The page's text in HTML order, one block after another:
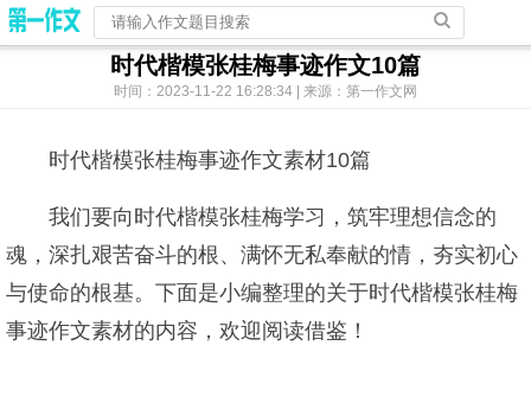
时代楷模张桂梅事迹作文10篇
时间：2023-11-22 16:28:34 | 来源：第一作文网
时代楷模张桂梅事迹作文素材10篇
我们要向时代楷模张桂梅学习，筑牢理想信念的
魂，深扎艰苦奋斗的根、满怀无私奉献的情，夯实初心
与使命的根基。下面是小编整理的关于时代楷模张桂梅
事迹作文素材的内容，欢迎阅读借鉴！